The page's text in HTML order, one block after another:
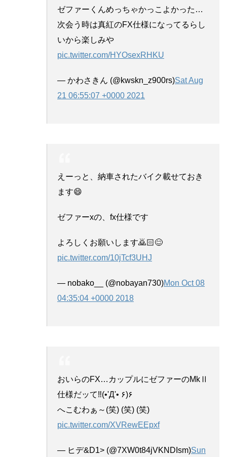
ゼファーくんめっちゃかっこよかった…
次会う時は真紅のFX仕様になってるらし
いから楽しみや
pic.twitter.com/HYOsexRHKU
— かわさきん (@kwskn_z900rs)Sat Aug
21 06:55:07 +0000 2021
えーっと、納車されたバイク載せておき
ます😄
ゼファーxの、fx仕様です
よろしくお願いします🙇🏻😊
pic.twitter.com/10jTcf3UHJ
— nobako__ (@nobayan730)Mon Oct 08
04:35:04 +0000 2018
おいらのFX…カップルにゼファーのMkⅡ
仕様だッて‼(•'Д'• ۶)۶
へこむわぁ～(笑) (笑) (笑)
pic.twitter.com/XVRewEEpxf
— ヒデ&D1> (@7XW0t84jVKNDIsm)Sun